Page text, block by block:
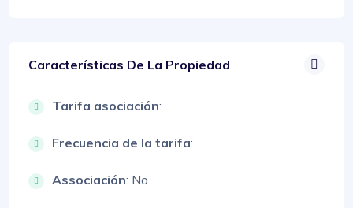
Características De La Propiedad
Tarifa asociación:
Frecuencia de la tarifa:
Associación: No